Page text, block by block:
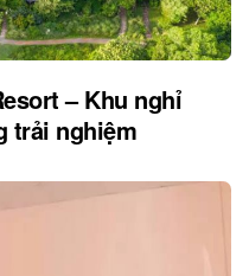
– Khu nghỉ
trải nghiệm